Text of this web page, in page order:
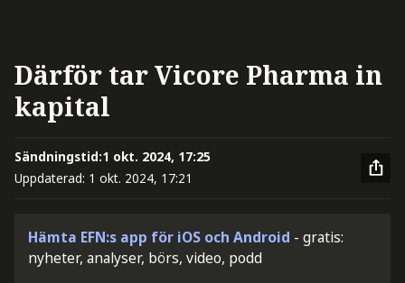
Därför tar Vicore Pharma in
kapital
Sändningstid:1 okt. 2024, 17:25
Uppdaterad: 1 okt. 2024, 17:21
Hämta EFN:s app för iOS och Android - gratis:
nyheter, analyser, börs, video, podd